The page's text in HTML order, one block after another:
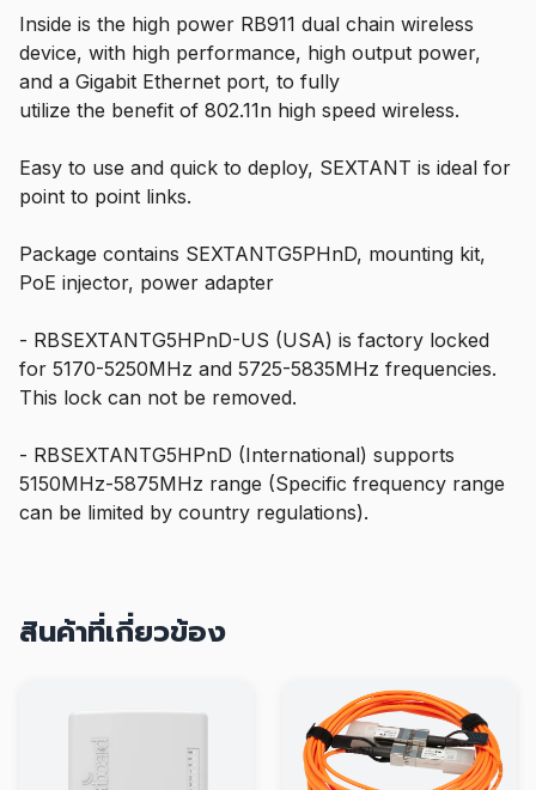
Inside is the high power RB911 dual chain wireless
device, with high performance, high output power,
and a Gigabit Ethernet port, to fully
utilize the benefit of 802.11n high speed wireless.
Easy to use and quick to deploy, SEXTANT is ideal for
point to point links.
Package contains SEXTANTG5PHnD, mounting kit,
PoE injector, power adapter
- RBSEXTANTG5HPnD-US (USA) is factory locked
for 5170-5250MHz and 5725-5835MHz frequencies.
This lock can not be removed.
- RBSEXTANTG5HPnD (International) supports
5150MHz-5875MHz range (Specific frequency range
can be limited by country regulations).
สินค้าที่เกี่ยวข้อง